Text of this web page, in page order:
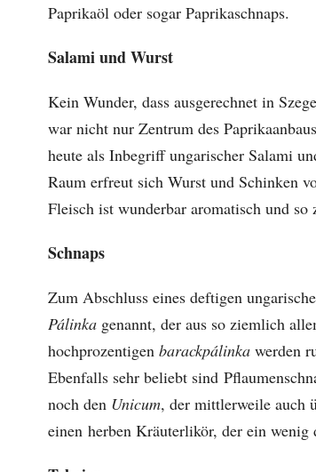
Paprikaöl oder sogar Paprikaschnaps.
Salami und Wurst
Kein Wunder, dass ausgerechnet in
war nicht nur Zentrum des
heute als Inbegriff ungarischer Salami
Raum erfreut sich Wurst und Schinken
Fleisch ist wunderbar aromatisch und
Schnaps
Zum Abschluss eines deftigen
Pálinkagenannt, der aus so ziemlich
hochprozentigen barackpálinkawerden
Ebenfalls sehr beliebt sind
noch den Unicum, der mittlerweile auch
einen herben Kräuterlikör, der ein wenig